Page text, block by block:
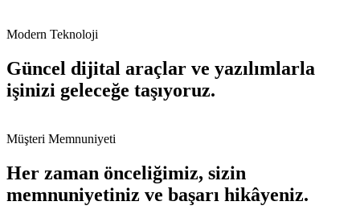
Modern Teknoloji
Güncel dijital araçlar ve yazılımlarla
işinizi geleceğe taşıyoruz.
Müşteri Memnuniyeti
Her zaman önceliğimiz, sizin
memnuniyetiniz ve başarı hikâyeniz.